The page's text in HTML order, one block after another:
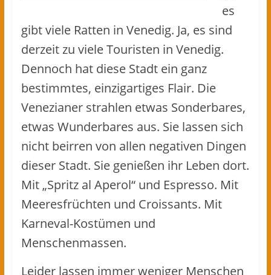
es
gibt viele Ratten in Venedig. Ja, es sind
derzeit zu viele Touristen in Venedig.
Dennoch hat diese Stadt ein ganz
bestimmtes, einzigartiges Flair. Die
Venezianer strahlen etwas Sonderbares,
etwas Wunderbares aus. Sie lassen sich
nicht beirren von allen negativen Dingen
dieser Stadt. Sie genießen ihr Leben dort.
Mit „Spritz al Aperol“ und Espresso. Mit
Meeresfrüchten und Croissants. Mit
Karneval-Kostümen und
Menschenmassen.
Leider lassen immer weniger Menschen